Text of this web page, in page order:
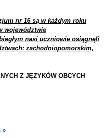
nr 16 są w każdym roku
województwie
nasi uczniowie osiągnęli
zachodniopomorskim,
Z JĘZYKÓW OBCYCH
»